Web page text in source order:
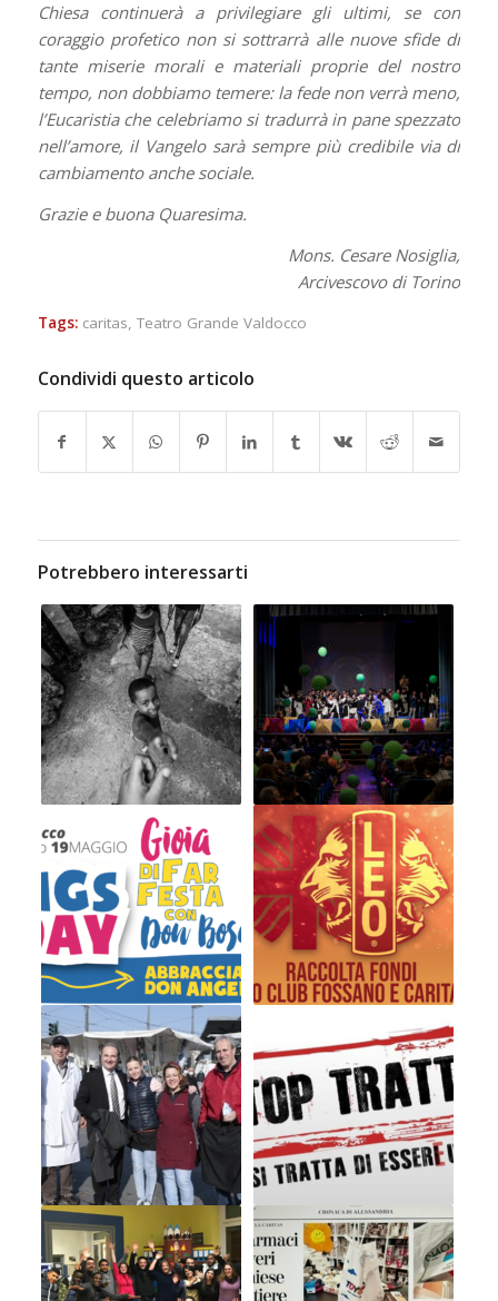
Chiesa continuerà a privilegiare gli ultimi, se con
coraggio profetico non si sottrarrà alle nuove sfide di
tante miserie morali e materiali proprie del nostro
tempo, non dobbiamo temere: la fede non verrà meno,
l’Eucaristia che celebriamo si tradurrà in pane spezzato
nell’amore, il Vangelo sarà sempre più credibile via di
cambiamento anche sociale.
Grazie e buona Quaresima.
Mons. Cesare Nosiglia,
Arcivescovo di Torino
Tags: caritas, Teatro Grande Valdocco
Condividi questo articolo
Potrebbero interessarti